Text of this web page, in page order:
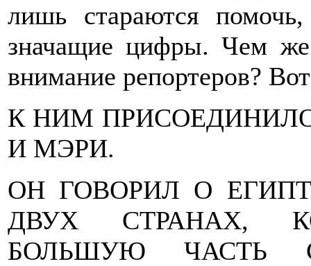
лишь стараются
значащие цифры. Чем
внимание репортеров?
К НИМ
И МЭРИ.
ОН ГОВОРИЛ О
ДВУХ СТРАНАХ,
БОЛЬШУЮ ЧАСТЬ